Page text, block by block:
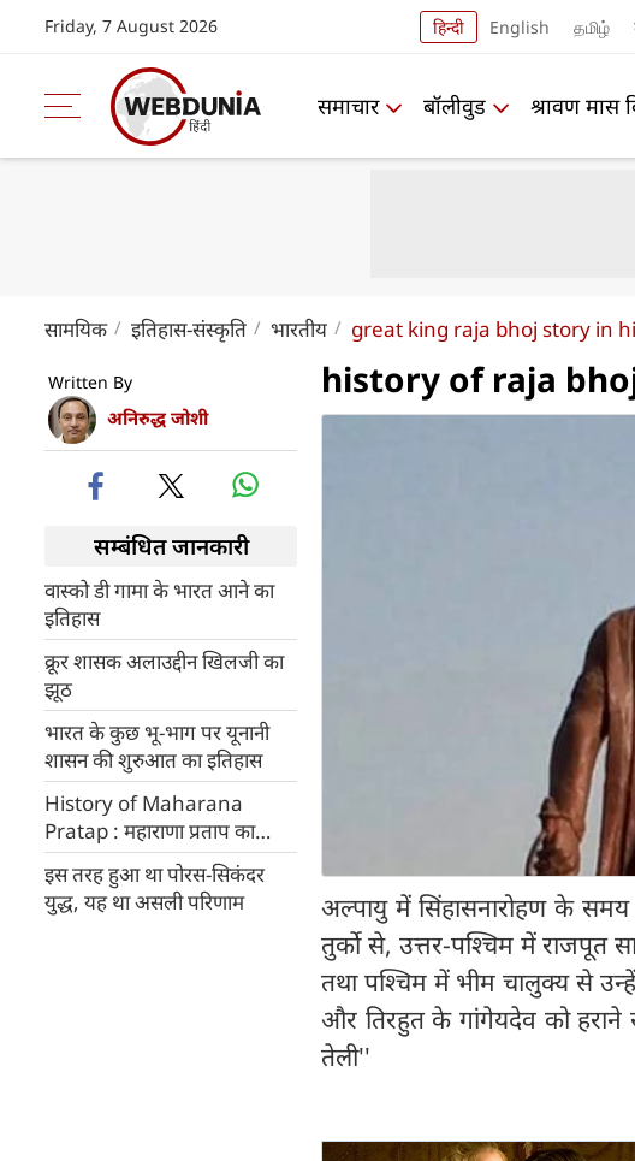
Friday, 7 August 2026 हिन्दी English தமிழ்
समाचार बॉलीवुड श्रावण मास
सामयिक इतिहास-संस्कृति भारतीय great king raja bhoj story in
Written By
अनिरुद्ध जोशी
सम्बंधित जानकारी
वास्को डी गामा के भारत आने का
इतिहास
क्रूर शासक अलाउद्दीन खिलजी का
झूठ
भारत के कुछ भू-भाग पर यूनानी
शासन की शुरुआत का इतिहास
History of Maharana
Pratap : महाराणा प्रताप का
इतिहास...
इस तरह हुआ था पोरस-सिकंदर
युद्ध, यह था असली परिणाम
history of raja bhoj
अल्पायु में सिंहासनारोहण के
तुर्को से, उत्तर-पश्चिम में राजपूत
तथा पश्चिम में भीम चालुक्य से
और तिरहुत के गांगेयदेव को
तेली''